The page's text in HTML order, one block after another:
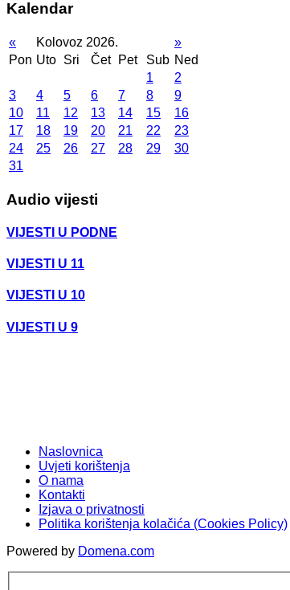
Kalendar
« Kolovoz 2026.
»
Pon Uto Sri Čet Pet Sub Ned
1
2
3
4 5 6 7 8
9
10
11 12 13 14 15
16
17
18 19 20 21 22
23
24
25 26 27 28 29
30
31
Audio vijesti
VIJESTI U PODNE
VIJESTI U 11
VIJESTI U 10
VIJESTI U 9
Naslovnica
Uvjeti korištenja
O nama
Kontakti
Izjava o privatnosti
Politika korištenja kolačića (Cookies Policy)
Powered by Domena.com